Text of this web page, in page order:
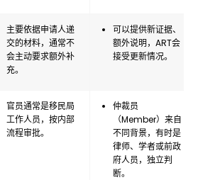
主要依据申请人递
交的材料，通常不
会主动要求额外补
充。
可以提供新证据、
额外说明，ART会
接受更新情况。
官员通常是移民局
工作人员，按内部
流程审批。
仲裁员
（Member）来自
不同背景，有时是
律师、学者或前政
府人员，独立判
断。